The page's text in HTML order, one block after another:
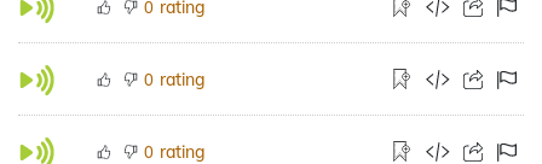
0 rating
0 rating
0 rating